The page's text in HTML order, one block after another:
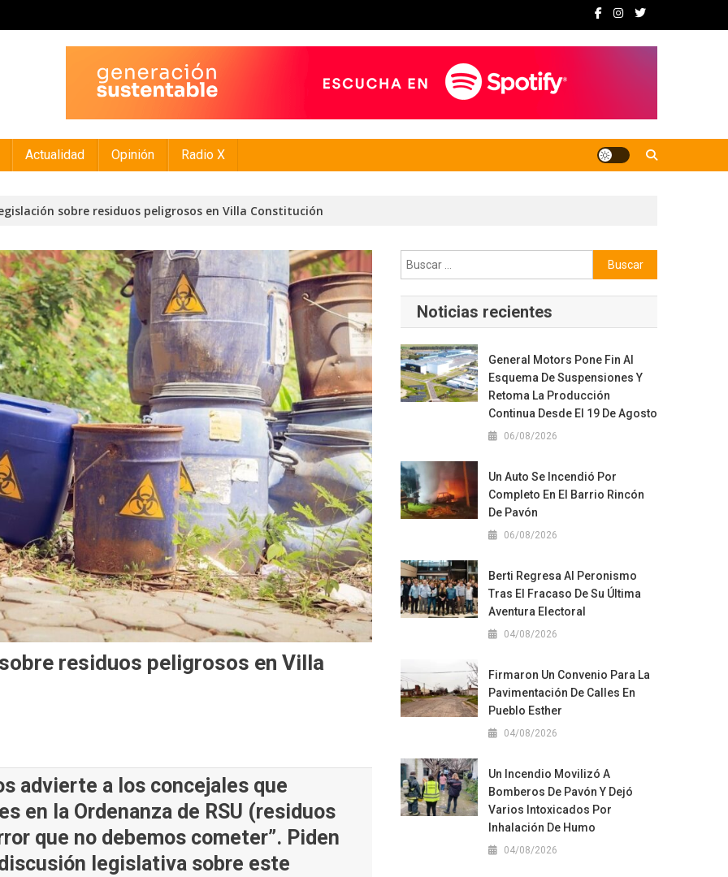
Actualidad Opinión Radio X
sobre residuos peligrosos en Villa Constitución
residuos peligrosos en Villa
advierte a los concejales que
en la Ordenanza de RSU (residuos
que no debemos cometer”. Piden
legislativa sobre este
Buscar:
Noticias recientes
General Motors Pone Fin Al
Esquema De Suspensiones Y
Retoma La Producción
Continua Desde El 19 De Agosto
06/08/2026
Un Auto Se Incendió Por
Completo En El Barrio Rincón
De Pavón
06/08/2026
Berti Regresa Al Peronismo
Tras El Fracaso De Su Última
Aventura Electoral
04/08/2026
Firmaron Un Convenio Para La
Pavimentación De Calles En
Pueblo Esther
04/08/2026
Un Incendio Movilizó A
Bomberos De Pavón Y Dejó
Varios Intoxicados Por
Inhalación De Humo
04/08/2026